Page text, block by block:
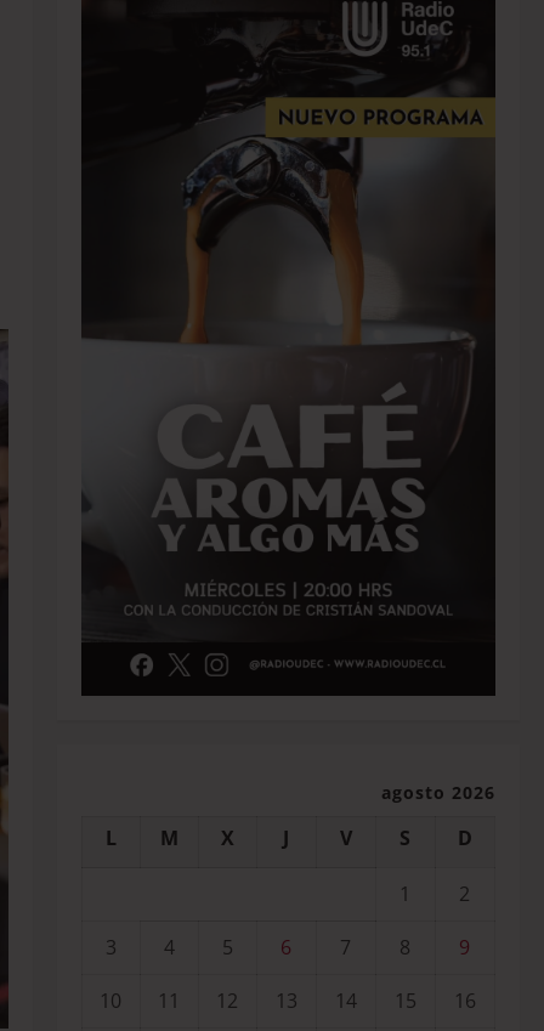
agosto 2026
L M X J V S D
1
2
3
4 5 6 7 8
9
10
11 12 13 14 15
16